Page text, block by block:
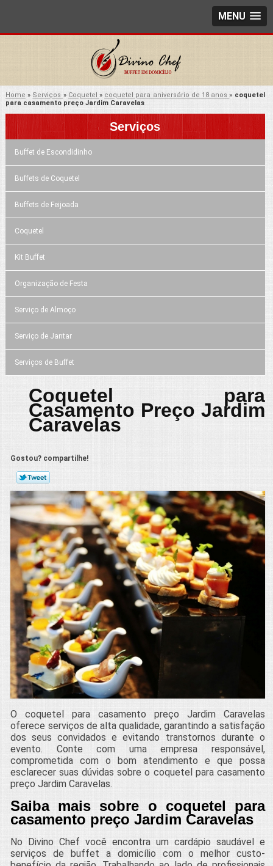
MENU
Home » Serviços » Coquetel » coquetel para aniversário de 18 anos» coquetel
para casamento preço Jardim Caravelas
Serviços
Buffet de Escondidinho
Buffets de Coquetel
Buffets de Feijoada
Coquetel
Kit Buffet
Organização de Festa
Serviço de Almoço
Serviço de Jantar
Serviços de Buffet
Coquetel para
Casamento Preço Jardim
Caravelas
Gostou? compartilhe!
O coquetel para casamento preço Jardim Caravelas
oferece serviços de alta qualidade, garantindo a satisfação
dos seus convidados e evitando transtornos durante o
evento. Conte com uma empresa responsável,
comprometida com o bom atendimento e que possa
esclarecer suas dúvidas sobre o coquetel para casamento
preço Jardim Caravelas.
Saiba mais sobre o coquetel para
casamento preço Jardim Caravelas
No Divino Chef você encontra um cardápio saudável e
serviços de buffet a domicílio com o melhor custo-